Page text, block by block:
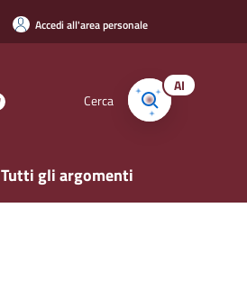
Accedi all'area personale
Cerca
AI
Tutti gli argomenti